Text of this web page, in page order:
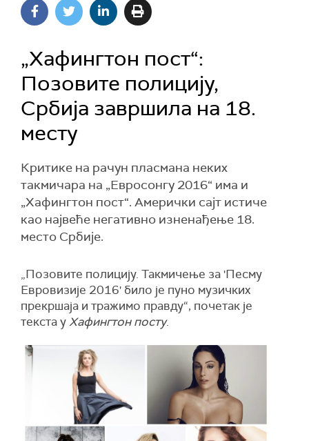
„Хафингтон пост“:
Позовите полицију,
Србија завршила на 18.
месту
Критике на рачун пласмана неких
такмичара на „Евросонгу 2016“ има и
„Хафингтон пост“. Амерички сајт истиче
као највеће негативно изненађење 18.
место Србије.
„Позовите полицију. Такмичење за 'Песму
Евровизије 2016' било је пуно музичких
прекршаја и тражимо правду“, почетак је
текста уХафингтон посту.